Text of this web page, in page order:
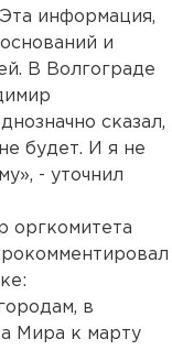
информация,
и
В Волгограде
сказал,
будет. И я не
- уточнил
оргкомитета
в
Мира к марту